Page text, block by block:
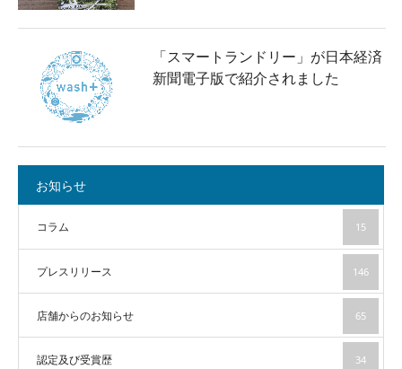
「スマートランドリー」が日本経済
新聞電子版で紹介されました
お知らせ
コラム 15
プレスリリース 146
店舗からのお知らせ 65
認定及び受賞歴 34